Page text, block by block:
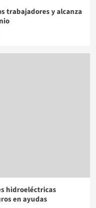
trabajadores y alcanza
hidroeléctricas
en ayudas